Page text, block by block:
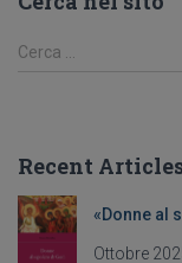
o
k
R
c
a
p
Cerca …
Recent
«Donne al
Ottobre